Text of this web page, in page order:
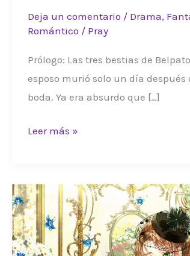
Deja un comentario / Drama,
Romántico / Pray
Prólogo: Las tres bestias de
esposo murió solo un día después
boda. Ya era absurdo que […]
VADALBI
Leer más »